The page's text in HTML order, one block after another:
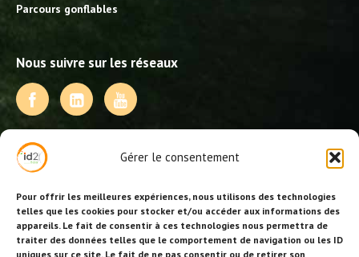
Gérer le consentement
Pour offrir les meilleures expériences, nous utilisons des technologies
telles que les cookies pour stocker et/ou accéder aux informations des
appareils. Le fait de consentir à ces technologies nous permettra de
traiter des données telles que le comportement de navigation ou les ID
uniques sur ce site. Le fait de ne pas consentir ou de retirer son
Parcours gonflables
Nous suivre sur les réseaux
NOS PRESTATIONS
Activités, jeux et animations BDE
Animations événementielles
Animations EVJF – EVJG
Animations hôtellerie
Animations anniversaires